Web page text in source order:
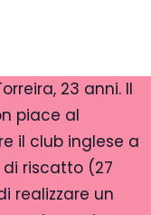
23 anni. Il
piace al
il club inglese a
riscatto (27
realizzare un